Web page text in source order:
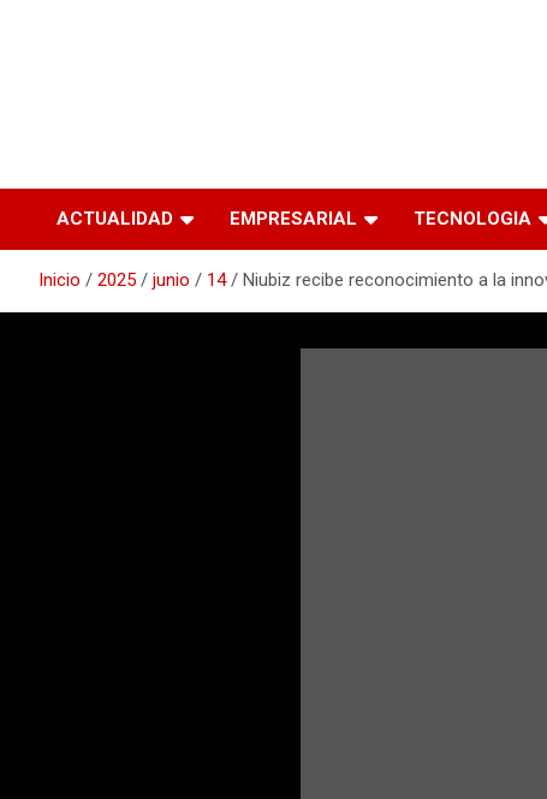
ACTUALIDAD EMPRESARIAL TECNOLOGIA
Inicio 2025 junio 14 Niubiz recibe reconocimiento a la